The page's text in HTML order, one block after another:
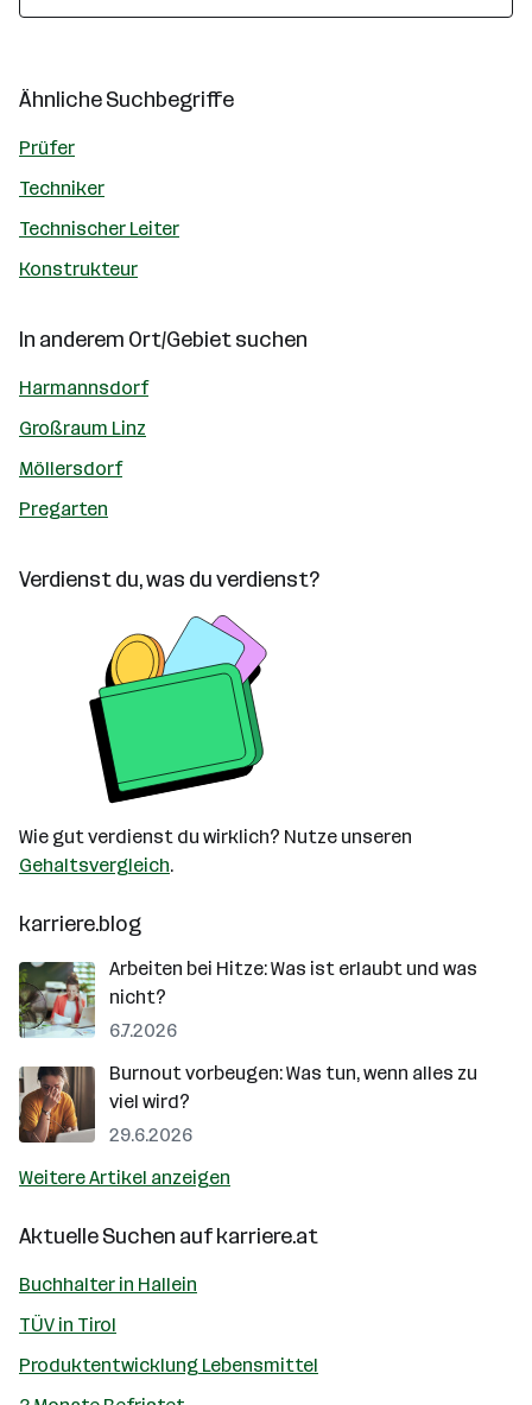
Ähnliche Suchbegriffe
Prüfer
Techniker
Technischer Leiter
Konstrukteur
In anderem Ort/Gebiet suchen
Harmannsdorf
Großraum Linz
Möllersdorf
Pregarten
Verdienst du, was du verdienst?
Wie gut verdienst du wirklich? Nutze unseren
Gehaltsvergleich.
karriere.blog
Arbeiten bei Hitze: Was ist erlaubt und was
nicht?
6.7.2026
Burnout vorbeugen: Was tun, wenn alles zu
viel wird?
29.6.2026
Weitere Artikel anzeigen
Aktuelle Suchen aufkarriere.at
Buchhalter in Hallein
TÜV in Tirol
Produktentwicklung Lebensmittel